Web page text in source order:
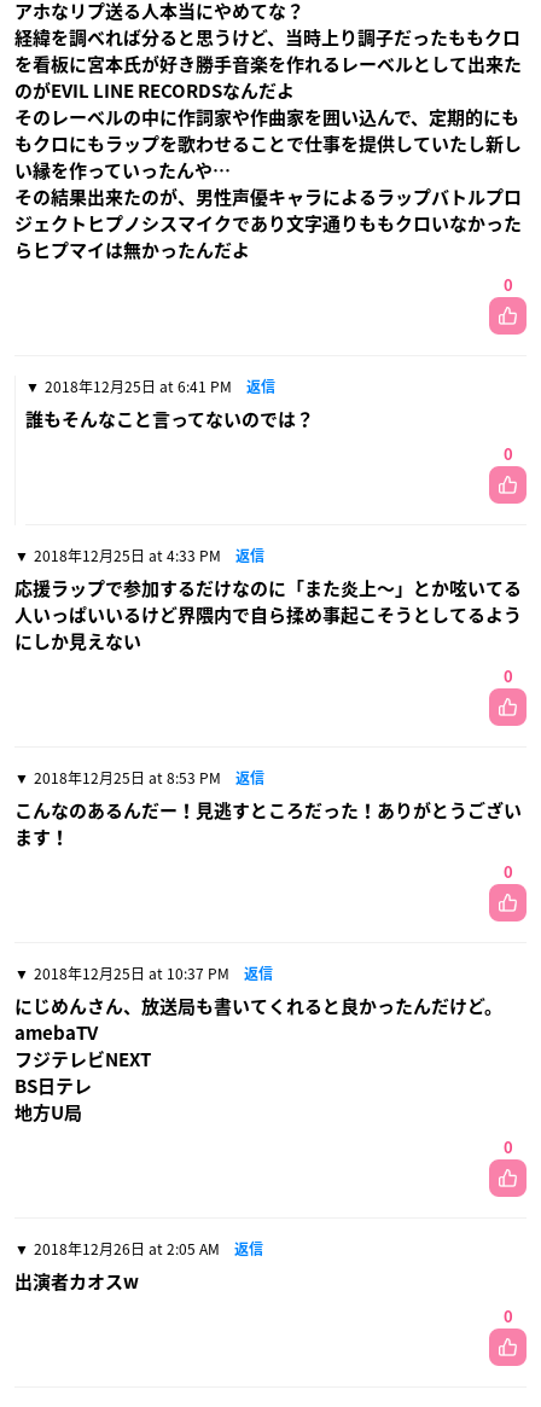
アホなリプ送る人本当にやめてな？
経緯を調べれば分ると思うけど、当時上り調子だったももクロ
を看板に宮本氏が好き勝手音楽を作れるレーベルとして出来た
のがEVIL LINE RECORDSなんだよ
そのレーベルの中に作詞家や作曲家を囲い込んで、定期的にも
もクロにもラップを歌わせることで仕事を提供していたし新し
い縁を作っていったんや…
その結果出来たのが、男性声優キャラによるラップバトルプロ
ジェクトヒプノシスマイクであり文字通りももクロいなかった
らヒプマイは無かったんだよ
0
2018年12月25日 at 6:41 PM 返信
誰もそんなこと言ってないのでは？
0
2018年12月25日 at 4:33 PM 返信
応援ラップで参加するだけなのに「また炎上〜」とか呟いてる
人いっぱいいるけど界隈内で自ら揉め事起こそうとしてるよう
にしか見えない
0
2018年12月25日 at 8:53 PM 返信
こんなのあるんだー！見逃すところだった！ありがとうござい
ます！
0
2018年12月25日 at 10:37 PM 返信
にじめんさん、放送局も書いてくれると良かったんだけど。
amebaTV
フジテレビNEXT
BS日テレ
地方U局
0
2018年12月26日 at 2:05 AM 返信
出演者カオスw
0